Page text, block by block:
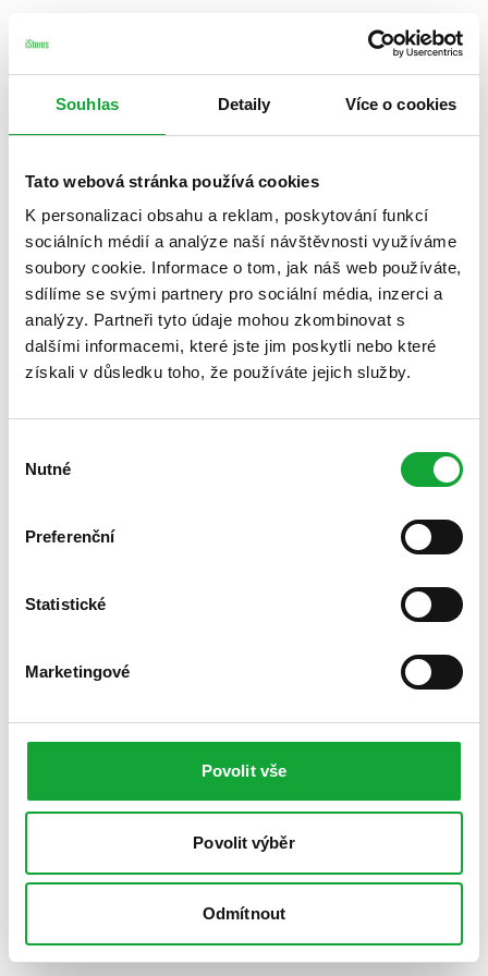
Souhlas Detaily Více o cookies
Tato webová stránka používá cookies
K personalizaci obsahu a reklam, poskytování funkcí
sociálních médií a analýze naší návštěvnosti využíváme
soubory cookie. Informace o tom, jak náš web používáte,
sdílíme se svými partnery pro sociální média, inzerci a
analýzy. Partneři tyto údaje mohou zkombinovat s
dalšími informacemi, které jste jim poskytli nebo které
získali v důsledku toho, že používáte jejich služby.
souhlasu
Nutné
Preferenční
Statistické
Marketingové
Povolit vše
Povolit výběr
Odmítnout